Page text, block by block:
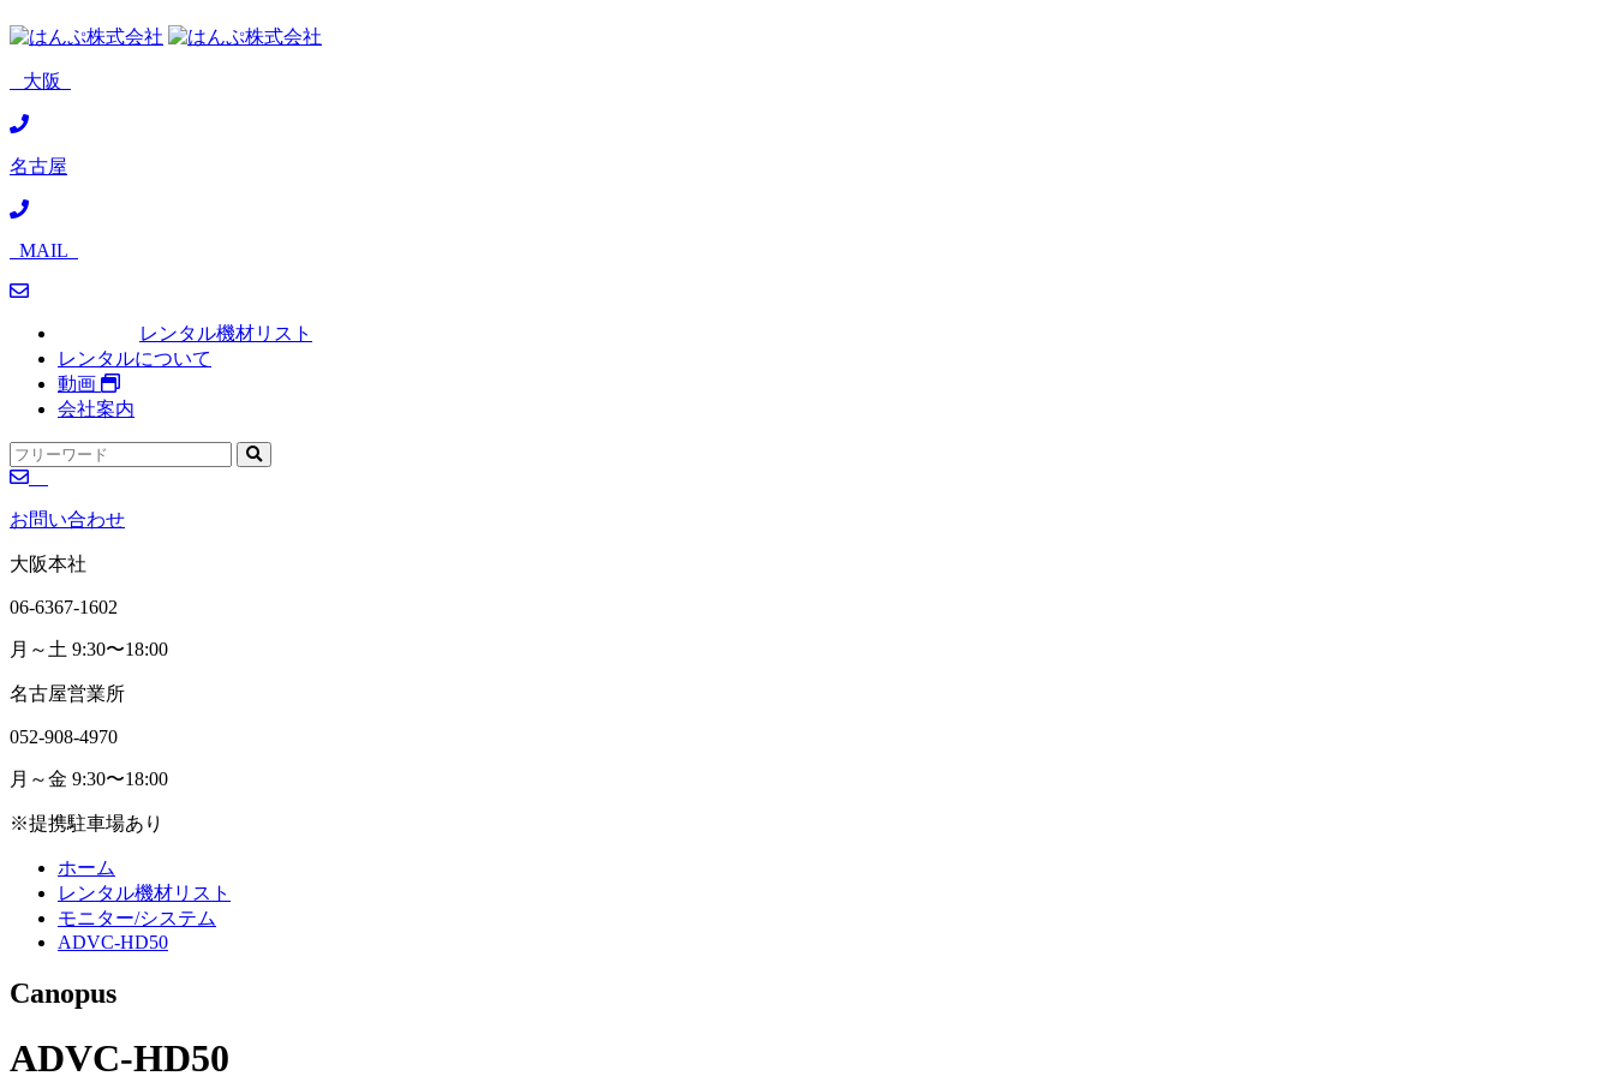
大阪
名古屋
MAIL
レンタル機材リスト
レンタルについて
動画
会社案内
お問い合わせ
大阪本社
06-6367-1602
月～土 9:30〜18:00
名古屋営業所
052-908-4970
月～金 9:30〜18:00
※提携駐車場あり
ホーム
レンタル機材リスト
モニター/システム
ADVC-HD50
Canopus
ADVC-HD50